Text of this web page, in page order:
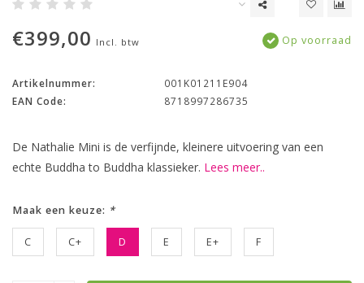
€399,00 Incl. btw Op voorraad
Artikelnummer:
001K01211E904
EAN Code:
8718997286735
De Nathalie Mini is de verfijnde, kleinere uitvoering van een
echte Buddha to Buddha klassieker. Lees meer..
Maak een keuze: *
C C+ D E E+ F